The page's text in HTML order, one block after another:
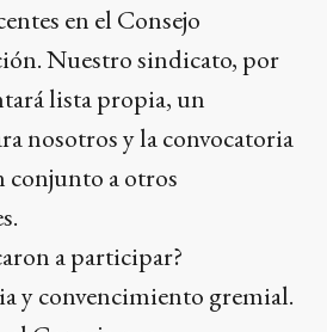
en el Consejo
Nuestro sindicato, por
lista propia, un
nosotros y la convocatoria
conjunto a otros
a participar?
y convencimiento gremial.